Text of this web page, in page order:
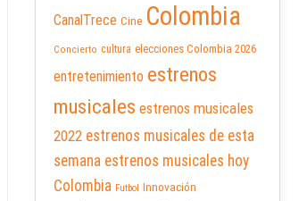
CanalTrece Cine Colombia
Concierto cultura elecciones Colombia 2026
entretenimiento estrenos
musicales estrenos musicales
2022 estrenos musicales de esta
semana estrenos musicales hoy
Colombia Futbol Innovación